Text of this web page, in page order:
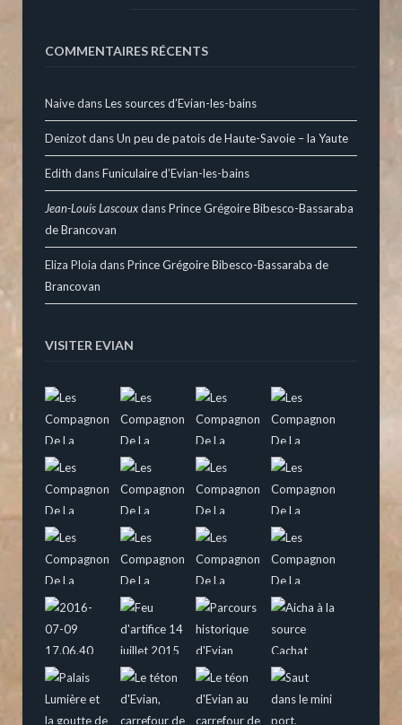
COMMENTAIRES RÉCENTS
NaivedansLes sources d’Evian-les-bains
DenizotdansUn peu de patois de Haute-Savoie – la Yaute
Edith dansFuniculaire d’Evian-les-bains
Jean-Louis LascouxdansPrince Grégoire Bibesco-Bassaraba
de Brancovan
Eliza Ploia dansPrince Grégoire Bibesco-Bassaraba de
Brancovan
VISITER EVIAN